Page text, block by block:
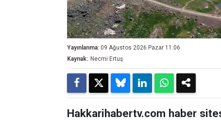
Yayınlanma: 09 Ağustos 2026 Pazar 11:06
Kaynak: Necmi Ertuş
Hakkarihabertv.com haber